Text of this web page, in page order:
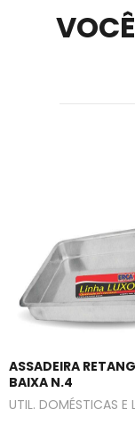
ASSADEIRA
BAIXA N.4
UTIL. DOMÉSTICAS E